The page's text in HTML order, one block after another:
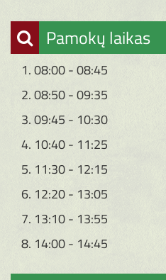
Pamokų laikas
1. 08:00 - 08:45
2. 08:50 - 09:35
3. 09:45 - 10:30
4. 10:40 - 11:25
5. 11:30 - 12:15
6. 12:20 - 13:05
7. 13:10 - 13:55
8. 14:00 - 14:45